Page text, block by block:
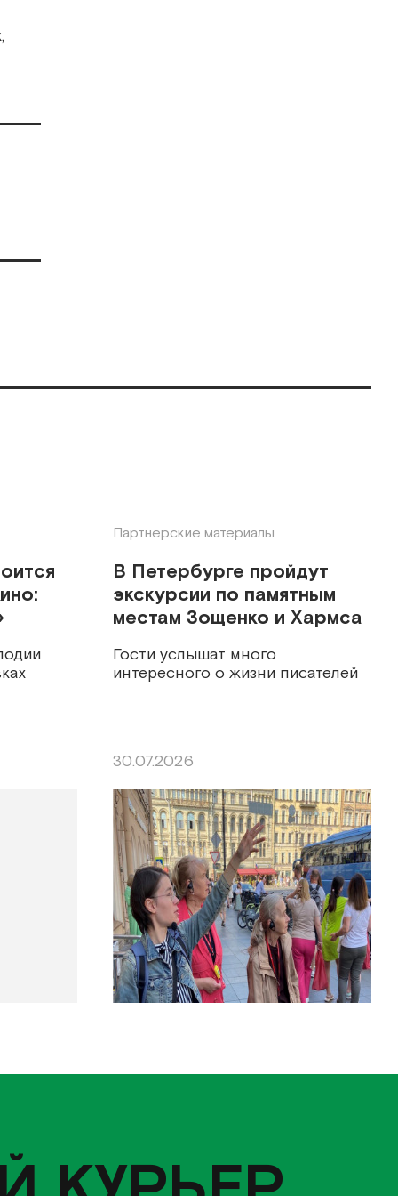
Партнерские материалы
В Петербурге пройдут
экскурсии по памятным
местам Зощенко и Хармса
Гости услышат много
интересного о жизни писателей
30.07.2026